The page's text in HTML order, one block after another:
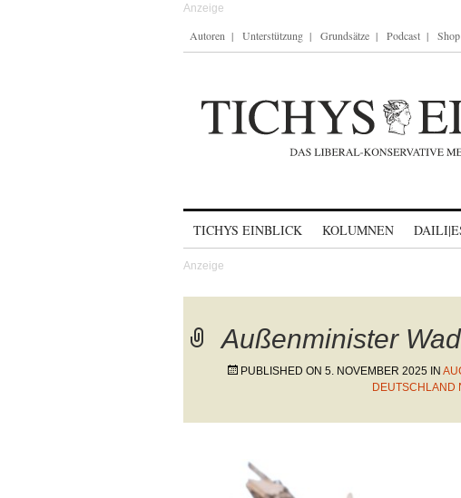
Autoren Unterstützung Grundsätze Podcast Shop
TICHYS EINBLICK KOLUMNEN
Außenminister
PUBLISHED ON 5. NOVEMBER 2025 IN
DEUTSCHLAND